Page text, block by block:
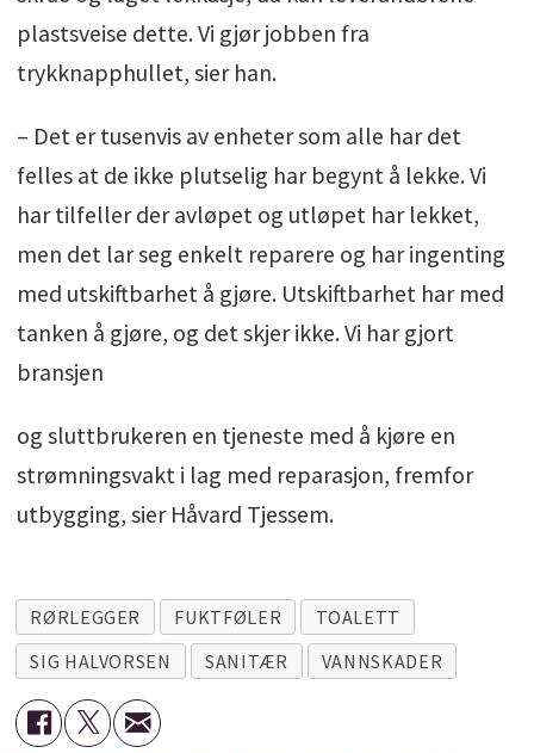
plastsveise dette. Vi gjør jobben fra
trykknapphullet, sier han.
– Det er tusenvis av enheter som alle har det
felles at de ikke plutselig har begynt å lekke. Vi
har tilfeller der avløpet og utløpet har lekket,
men det lar seg enkelt reparere og har ingenting
med utskiftbarhet å gjøre. Utskiftbarhet har med
tanken å gjøre, og det skjer ikke. Vi har gjort
bransjen
og sluttbrukeren en tjeneste med å kjøre en
strømningsvakt i lag med reparasjon, fremfor
utbygging, sier Håvard Tjessem.
RØRLEGGER FUKTFØLER
TOALETT
SIG HALVORSEN
SANITÆR VANNSKADER